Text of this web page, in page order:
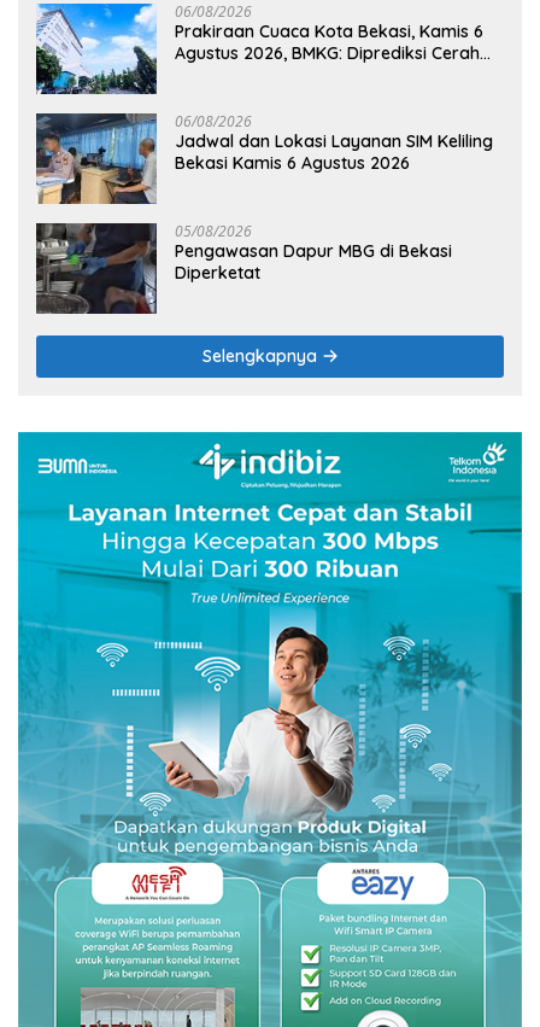
06/08/2026
Prakiraan Cuaca Kota Bekasi, Kamis 6
Agustus 2026, BMKG: Diprediksi Cerah
06/08/2026
Jadwal dan Lokasi Layanan SIM Keliling
Bekasi Kamis 6 Agustus 2026
05/08/2026
Pengawasan Dapur MBG di Bekasi
Diperketat
Selengkapnya